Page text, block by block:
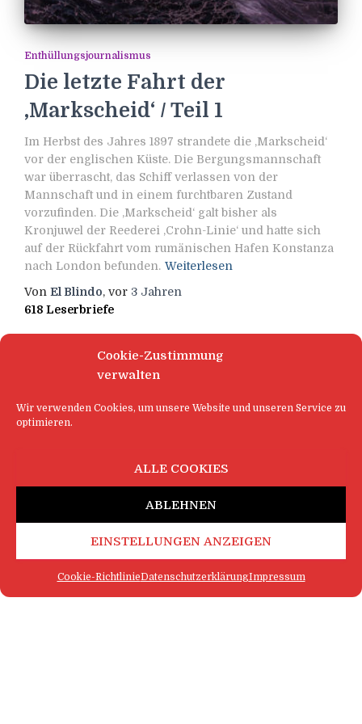
Cookie-Zustimmung
verwalten
Wir verwenden Cookies, um unsere Website und unseren Service zu
optimieren.
ALLE COOKIES
ABLEHNEN
EINSTELLUNGEN ANZEIGEN
Cookie-RichtlinieDatenschutzerklärungImpressum
Enthüllungsjournalismus
Die letzte Fahrt der
‚Markscheid‘ / Teil 1
Im Herbst des Jahres 1897 strandete die ‚Markscheid‘
vor der englischen Küste. Die Bergungsmannschaft
war überrascht, das Schiff verlassen von der
Mannschaft und in einem furchtbaren Zustand
vorzufinden. Die ‚Markscheid‘ galt bisher als
Kronjuwel der Reederei ‚Crohn-Linie‘ und hatte sich
auf der Rückfahrt vom rumänischen Hafen Konstanza
nach London befunden. Weiterlesen
Von El Blindo, vor 3 Jahren
618 Leserbriefe